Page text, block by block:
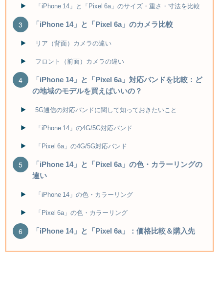
「iPhone 14」と「Pixel 6a」のサイズ・重さ・寸法を比較
「iPhone 14」と「Pixel 6a」のカメラ比較
リア（背面）カメラの違い
フロント（前面）カメラの違い
「iPhone 14」と「Pixel 6a」対応バンドを比較：ど
の地域のモデルを買えばいいの？
5G通信の対応バンドに関して知っておきたいこと
「iPhone 14」の4G/5G対応バンド
「Pixel 6a」の4G/5G対応バンド
「iPhone 14」と「Pixel 6a」の色・カラーリングの
違い
「iPhone 14」の色・カラーリング
「Pixel 6a」の色・カラーリング
「iPhone 14」と「Pixel 6a」：価格比較＆購入先